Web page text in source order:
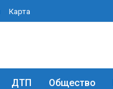
Карта
ДТП Общество